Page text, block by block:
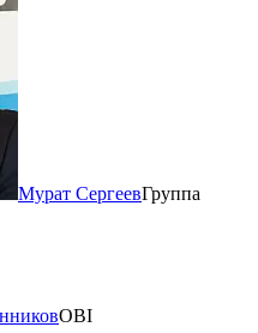
Мурат СергеевГруппа
OBI